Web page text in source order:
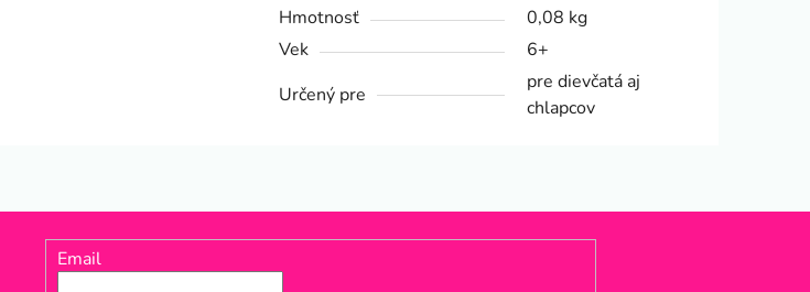
Hmotnosť
0,08 kg
Vek
6+
Určený pre
pre dievčatá aj
chlapcov
Email